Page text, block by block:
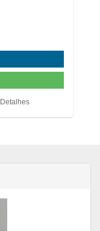
Detalhes